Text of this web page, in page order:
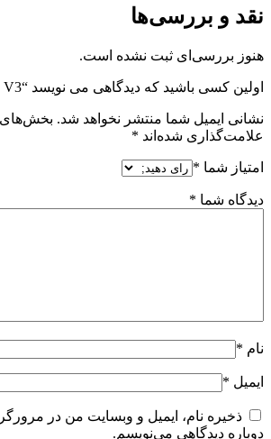
نقد و بررسی‌ها
هنوز بررسی‌ای ثبت نشده است.
اولین کسی باشید که دیدگاهی می نویسد “More Ammo V3”
نشانی ایمیل شما منتشر نخواهد شد. بخش‌های
علامت‌گذاری شده‌اند *
امتیاز شما *
دیدگاه شما *
نام *
ایمیل *
ذخیره نام، ایمیل و وبسایت من در
دوباره دیدگاهی می‌نویسم.